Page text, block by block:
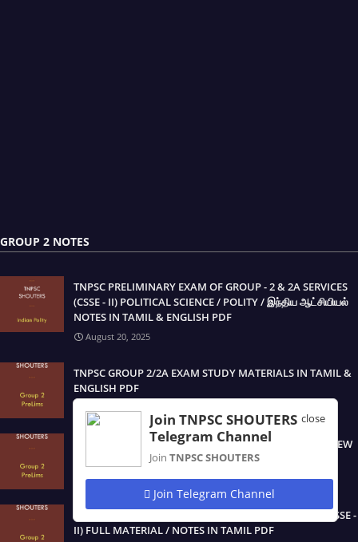
GROUP 2 NOTES
TNPSC PRELIMINARY EXAM OF GROUP - 2 & 2A SERVICES
(CSSE - II) POLITICAL SCIENCE / POLITY / இந்திய ஆட்சியியல்
NOTES IN TAMIL & ENGLISH PDF
August 20, 2025
TNPSC GROUP 2/2A EXAM STUDY MATERIALS IN TAMIL &
ENGLISH PDF
TNPSC GROUP 2 & 2A NEW SYLLABUS PRELIMINARY NEW
BOOK STUDY MATERIALS IN TAMIL & ENGLISH PDF
August 19, 2025
TNPSC PRELIMINARY EXAM OF GROUP - 2 SERVICES (CSSE -
II) FULL MATERIAL / NOTES IN TAMIL PDF
close
Join TNPSC SHOUTERS
Telegram Channel
Join TNPSC SHOUTERS
Join Telegram Channel